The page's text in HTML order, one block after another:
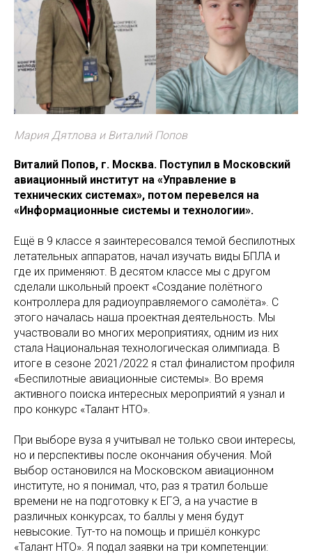
Мария Дятлова и Виталий Попов
Виталий Попов, г. Москва. Поступил в Московский
авиационный институт на «Управление в
технических системах», потом перевелся на
«Информационные системы и технологии».
Ещё в 9 классе я заинтересовался темой беспилотных
летательных аппаратов, начал изучать виды БПЛА и
где их применяют. В десятом классе мы с другом
сделали школьный проект «Создание полётного
контроллера для радиоуправляемого самолёта». С
этого началась наша проектная деятельность. Мы
участвовали во многих мероприятиях, одним из них
стала Национальная технологическая олимпиада. В
итоге в сезоне 2021/2022 я стал финалистом профиля
«Беспилотные авиационные системы». Во время
активного поиска интересных мероприятий я узнал и
про конкурс «Талант НТО».
При выборе вуза я учитывал не только свои интересы,
но и перспективы после окончания обучения. Мой
выбор остановился на Московском авиационном
институте, но я понимал, что, раз я тратил больше
времени не на подготовку к ЕГЭ, а на участие в
различных конкурсах, то баллы у меня будут
невысокие. Тут-то на помощь и пришёл конкурс
«Талант НТО». Я подал заявки на три компетенции: